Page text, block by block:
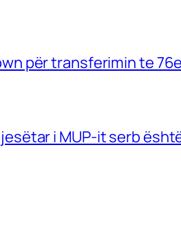
për transferimin te
i MUP-it serb